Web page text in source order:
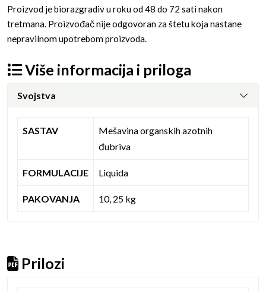
Proizvod je biorazgradiv u roku od 48 do 72 sati nakon
tretmana. Proizvođač nije odgovoran za štetu koja nastane
nepravilnom upotrebom proizvoda.
Više informacija i priloga
Svojstva
SASTAV
Mešavina organskih azotnih
đubriva
FORMULACIJE Liquida
PAKOVANJA 10, 25 kg
Prilozi